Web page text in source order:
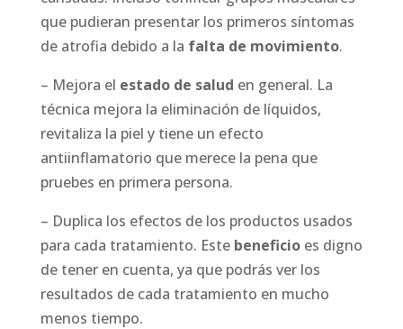
que pudieran presentar los primeros síntomas
de atrofia debido a la falta de movimiento.
– Mejora el estado de salud en general. La
técnica mejora la eliminación de líquidos,
revitaliza la piel y tiene un efecto
antiinflamatorio que merece la pena que
pruebes en primera persona.
– Duplica los efectos de los productos usados
para cada tratamiento. Este beneficioes digno
de tener en cuenta, ya que podrás ver los
resultados de cada tratamiento en mucho
menos tiempo.